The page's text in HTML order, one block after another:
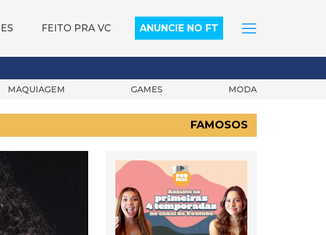
FEITO PRA VC ANUNCIE NO FT
MAQUIAGEM GAMES MODA
FAMOSOS